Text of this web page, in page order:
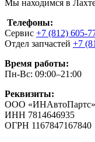
Мы находимся в
Телефоны:
Сервис +7 (812) 605-
Отдел запчастей +7
Время работы:
Пн-Вс: 09:00–21:00
Реквизиты:
ООО «ИНАвтоПартс»
ИНН 7814646935
ОГРН 1167847167840